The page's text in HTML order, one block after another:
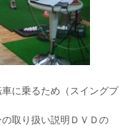
に乗るため（スイングプ
取り扱い説明ＤＶＤの